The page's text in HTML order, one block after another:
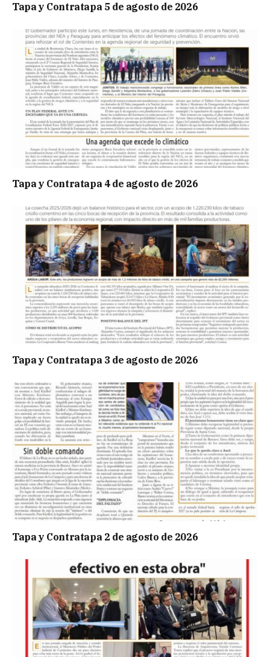
Tapa y Contratapa 5 de agosto de 2026
Tapa y Contratapa 4 de agosto de 2026
Tapa y Contratapa 3 de agosto de 2026
Tapa y Contratapa 2 de agosto de 2026